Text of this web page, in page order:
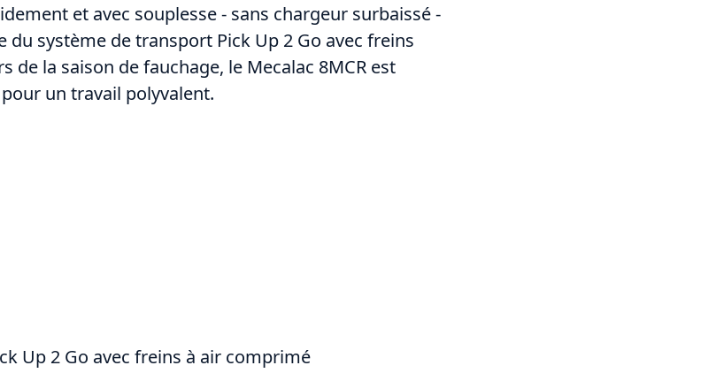
et avec souplesse - sans chargeur surbaissé -
du système de transport Pick Up 2 Go avec freins
de la saison de fauchage, le Mecalac 8MCR est
un travail polyvalent.
Up 2 Go avec freins à air comprimé